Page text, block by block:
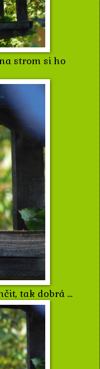
strom si ho
tak dobrá ...